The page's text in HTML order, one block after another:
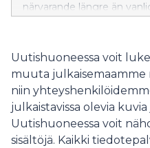
närvarande längre än
slutfört sina studier och
med inkomstrelaterad
uppskattar att
veckorna.
Uutishuoneessa voit
muuta julkaisemaamme
niin
julkaistavissa olevia kuvia
Uutishuoneessa voit
sisältöjä. Kaikki